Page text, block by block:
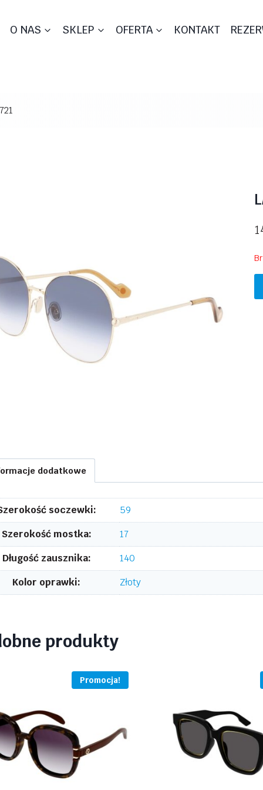
O NAS SKLEP OFERTA KONTAKT
dodatkowe
soczewki:
59
Szerokość mostka:
17
Długość zausznika:
140
Kolor oprawki:
Złoty
produkty
Promocja!